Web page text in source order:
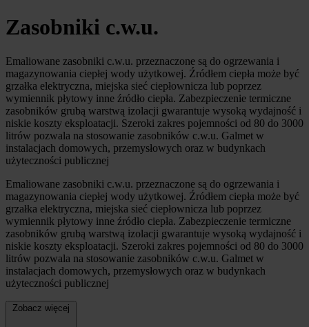
Zasobniki c.w.u.
Emaliowane zasobniki c.w.u. przeznaczone są do ogrzewania i
magazynowania ciepłej wody użytkowej. Źródłem ciepła może być
grzałka elektryczna, miejska sieć ciepłownicza lub poprzez
wymiennik płytowy inne źródło ciepła. Zabezpieczenie termiczne
zasobników grubą warstwą izolacji gwarantuje wysoką wydajność i
niskie koszty eksploatacji. Szeroki zakres pojemności od 80 do 3000
litrów pozwala na stosowanie zasobników c.w.u. Galmet w
instalacjach domowych, przemysłowych oraz w budynkach
użyteczności publicznej
Emaliowane zasobniki c.w.u. przeznaczone są do ogrzewania i
magazynowania ciepłej wody użytkowej. Źródłem ciepła może być
grzałka elektryczna, miejska sieć ciepłownicza lub poprzez
wymiennik płytowy inne źródło ciepła. Zabezpieczenie termiczne
zasobników grubą warstwą izolacji gwarantuje wysoką wydajność i
niskie koszty eksploatacji. Szeroki zakres pojemności od 80 do 3000
litrów pozwala na stosowanie zasobników c.w.u. Galmet w
instalacjach domowych, przemysłowych oraz w budynkach
użyteczności publicznej